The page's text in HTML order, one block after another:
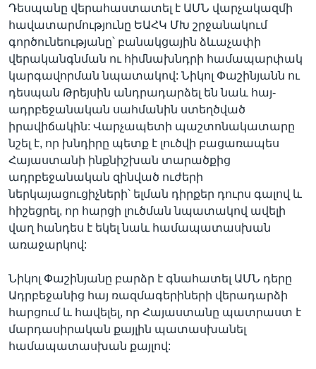
Դեսպանը վերահաստատել է ԱՄՆ վարչակազմի
հավատարմությունը ԵԱՀԿ ՄԽ շրջանակում
գործունեությանը՝ բանակցային ձևաչափի
վերականգնման ու հիմնախնդրի համապարփակ
կարգավորման նպատակով: Նիկոլ Փաշինյանն ու
դեսպան Թրեյսին անդրադարձել են նաև հայ-
ադրբեջանական սահմանին ստեղծված
իրավիճակին: Վարչապետի պաշտոնակատարը
նշել է, որ խնդիրը պետք է լուծվի բացառապես
Հայաստանի ինքնիշխան տարածքից
ադրբեջանական զինված ուժերի
ներկայացուցիչների՝ ելման դիրքեր դուրս գալով և
հիշեցրել, որ հարցի լուծման նպատակով ավելի
վաղ հանդես է եկել նաև համապատասխան
առաջարկով:
Նիկոլ Փաշինյանը բարձր է գնահատել ԱՄՆ դերը
Ադրբեջանից հայ ռազմագերիների վերադարձի
հարցում և հավելել, որ Հայաստանը պատրաստ է
մարդասիրական քայլին պատասխանել
համապատասխան քայլով: